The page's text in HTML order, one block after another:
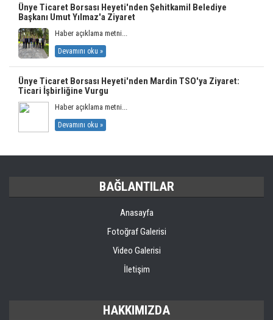
Ünye Ticaret Borsası Heyeti'nden Şehitkamil Belediye
Başkanı Umut Yılmaz'a Ziyaret
Haber açıklama metni...
Devamını oku »
Ünye Ticaret Borsası Heyeti'nden Mardin TSO'ya Ziyaret:
Ticari İşbirliğine Vurgu
Haber açıklama metni...
Devamını oku »
BAĞLANTILAR
Anasayfa
Fotoğraf Galerisi
Video Galerisi
İletişim
HAKKIMIZDA